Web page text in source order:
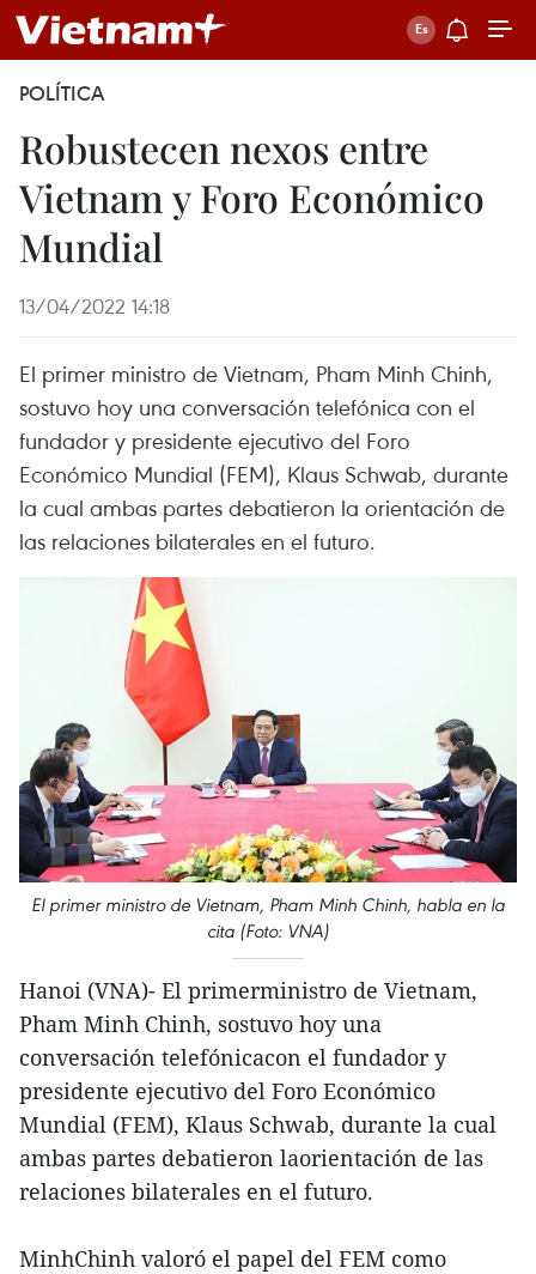
POLÍTICA
Robustecen nexos entre
Vietnam y Foro Económico
Mundial
13/04/2022 14:18
El primer ministro de Vietnam, Pham Minh Chinh,
sostuvo hoy una conversación telefónica con el
fundador y presidente ejecutivo del Foro
Económico Mundial (FEM), Klaus Schwab, durante
la cual ambas partes debatieron la orientación de
las relaciones bilaterales en el futuro.
El primer ministro de Vietnam, Pham Minh Chinh, habla en la
cita (Foto: VNA)
Hanoi (VNA)- El primerministro de Vietnam,
Pham Minh Chinh, sostuvo hoy una
conversación telefónicacon el fundador y
presidente ejecutivo del Foro Económico
Mundial (FEM), Klaus Schwab, durante la cual
ambas partes debatieron laorientación de las
relaciones bilaterales en el futuro.
MinhChinh valoró el papel del FEM como